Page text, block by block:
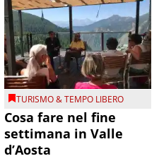
TURISMO & TEMPO LIBERO
Cosa fare nel fine
settimana in Valle
d’Aosta